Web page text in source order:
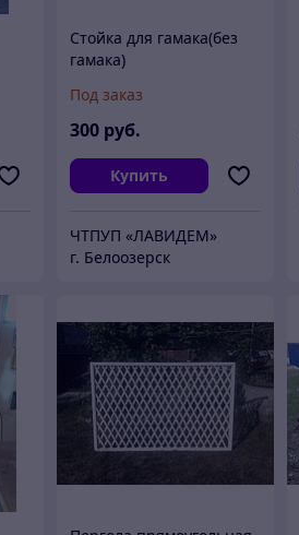
Стойка для гамака(без
гамака)
Под заказ
300 руб.
Купить
ЧТПУП «ЛАВИДЕМ»
г. Белоозерск